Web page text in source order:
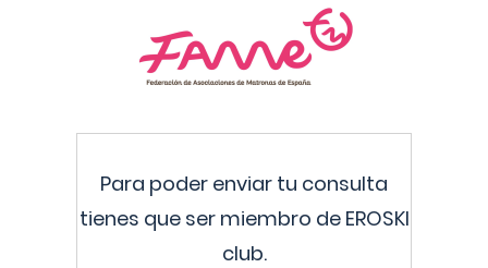
Para poder enviar tu consulta
tienes que ser miembro de EROSKI
club.